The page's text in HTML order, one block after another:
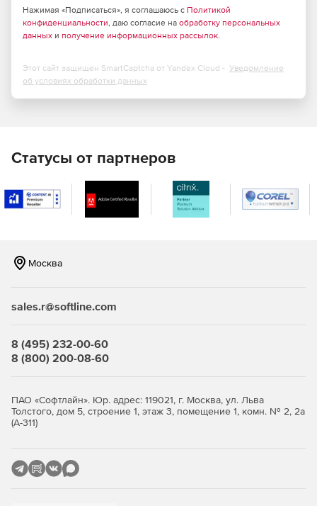
«Декор»– расчет деревянных конструкций.
«Запрос»– инструмент расчета элементов оснований
«Откос»– средство анализа устойчивости откосов и
«Монолит»
– модуль проектирования монолитных
ребристых перекрытий.
«Комета»
– программа для расчета и проектирования
и сооружений на упругом основании.
расчета геометрических характеристик сечений из
«Консул»– программа построения произвольных
«Тонус» – инструмент построения произвольных
«Сезам»
Нажимая «Подписаться», я соглашаюсь с Политикой
конфиденциальности, даю согласие на обработку персональных
данных и получение информационных рассылок.
Этот сайт защищен SmartCaptcha от Yandex Cloud - Уведомление
об условиях обработки данных
Статусы от партнеров
Москва
sales.r@softline.com
8 (495) 232-00-60
8 (800) 200-08-60
ПАО «Софтлайн». Юр. адрес: 119021, г. Москва, ул. Льва
Толстого, дом 5, строение 1, этаж 3, помещение 1, комн. № 2, 2а
(А-311)